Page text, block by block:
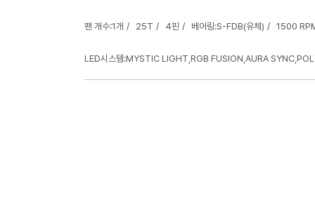
팬 개수:1개 25T 4핀 베어링:S-FDB(유체) 1500
LED시스템:MYSTIC LIGHT,RGB FUSION,AURA